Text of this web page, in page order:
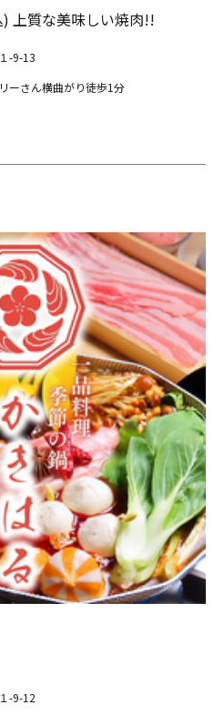
上質な美味しい焼肉!!
-9-13
ーさん横曲がり徒歩1分
-9-12